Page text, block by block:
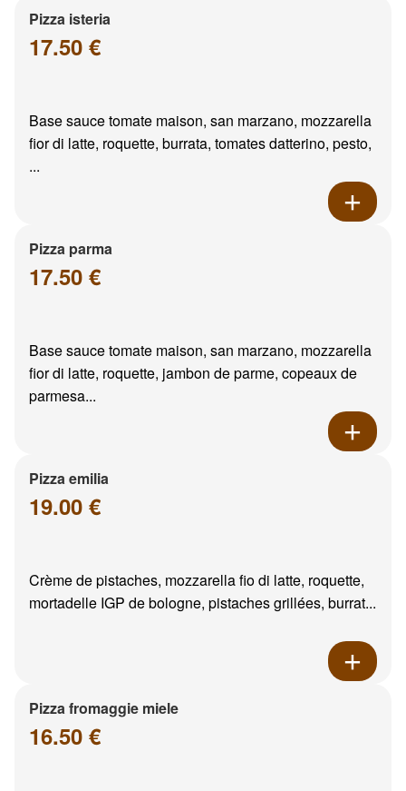
Pizza isteria
17.50 €
Base sauce tomate maison, san marzano, mozzarella
fior di latte, roquette, burrata, tomates datterino, pesto,
...
Pizza parma
17.50 €
Base sauce tomate maison, san marzano, mozzarella
fior di latte, roquette, jambon de parme, copeaux de
parmesa...
Pizza emilia
19.00 €
Crème de pistaches, mozzarella fio di latte, roquette,
mortadelle IGP de bologne, pistaches grillées, burrat...
Pizza fromaggie miele
16.50 €